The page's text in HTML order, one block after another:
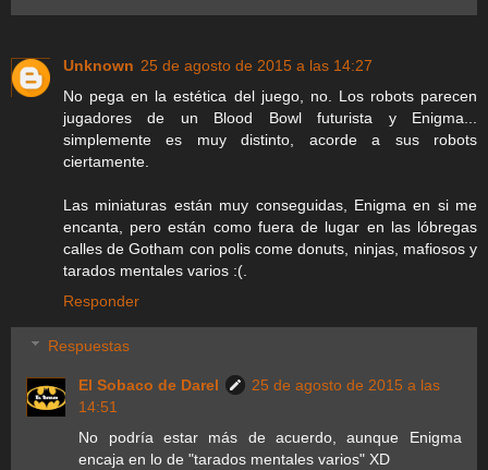
Unknown 25 de agosto de 2015 a las 14:27
No pega en la estética del juego, no. Los robots parecen
jugadores de un Blood Bowl futurista y Enigma...
simplemente es muy distinto, acorde a sus robots
ciertamente.
Las miniaturas están muy conseguidas, Enigma en si me
encanta, pero están como fuera de lugar en las lóbregas
calles de Gotham con polis come donuts, ninjas, mafiosos y
tarados mentales varios :(.
Responder
Respuestas
El Sobaco de Darel
25 de agosto de 2015 a las
14:51
No podría estar más de acuerdo, aunque Enigma
encaja en lo de "tarados mentales varios" XD